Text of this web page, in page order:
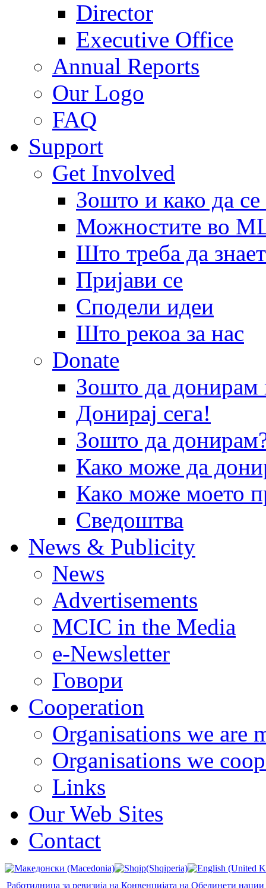
Director
Executive Office
Annual Reports
Our Logo
FAQ
Support
Get Involved
Зошто и како да
Можностите во
Што треба да
Пријави се
Сподели идеи
Што рекоа за нас
Donate
Зошто да
Донирај сега!
Зошто да
Како може да
Како може моето
Сведоштва
News & Publicity
News
Advertisements
MCIC in the Media
e-Newsletter
Говори
Cooperation
Organisations we are
Organisations we
Links
Our Web Sites
Contact
Работилница за ревизија на Конвенцијата на Обединети